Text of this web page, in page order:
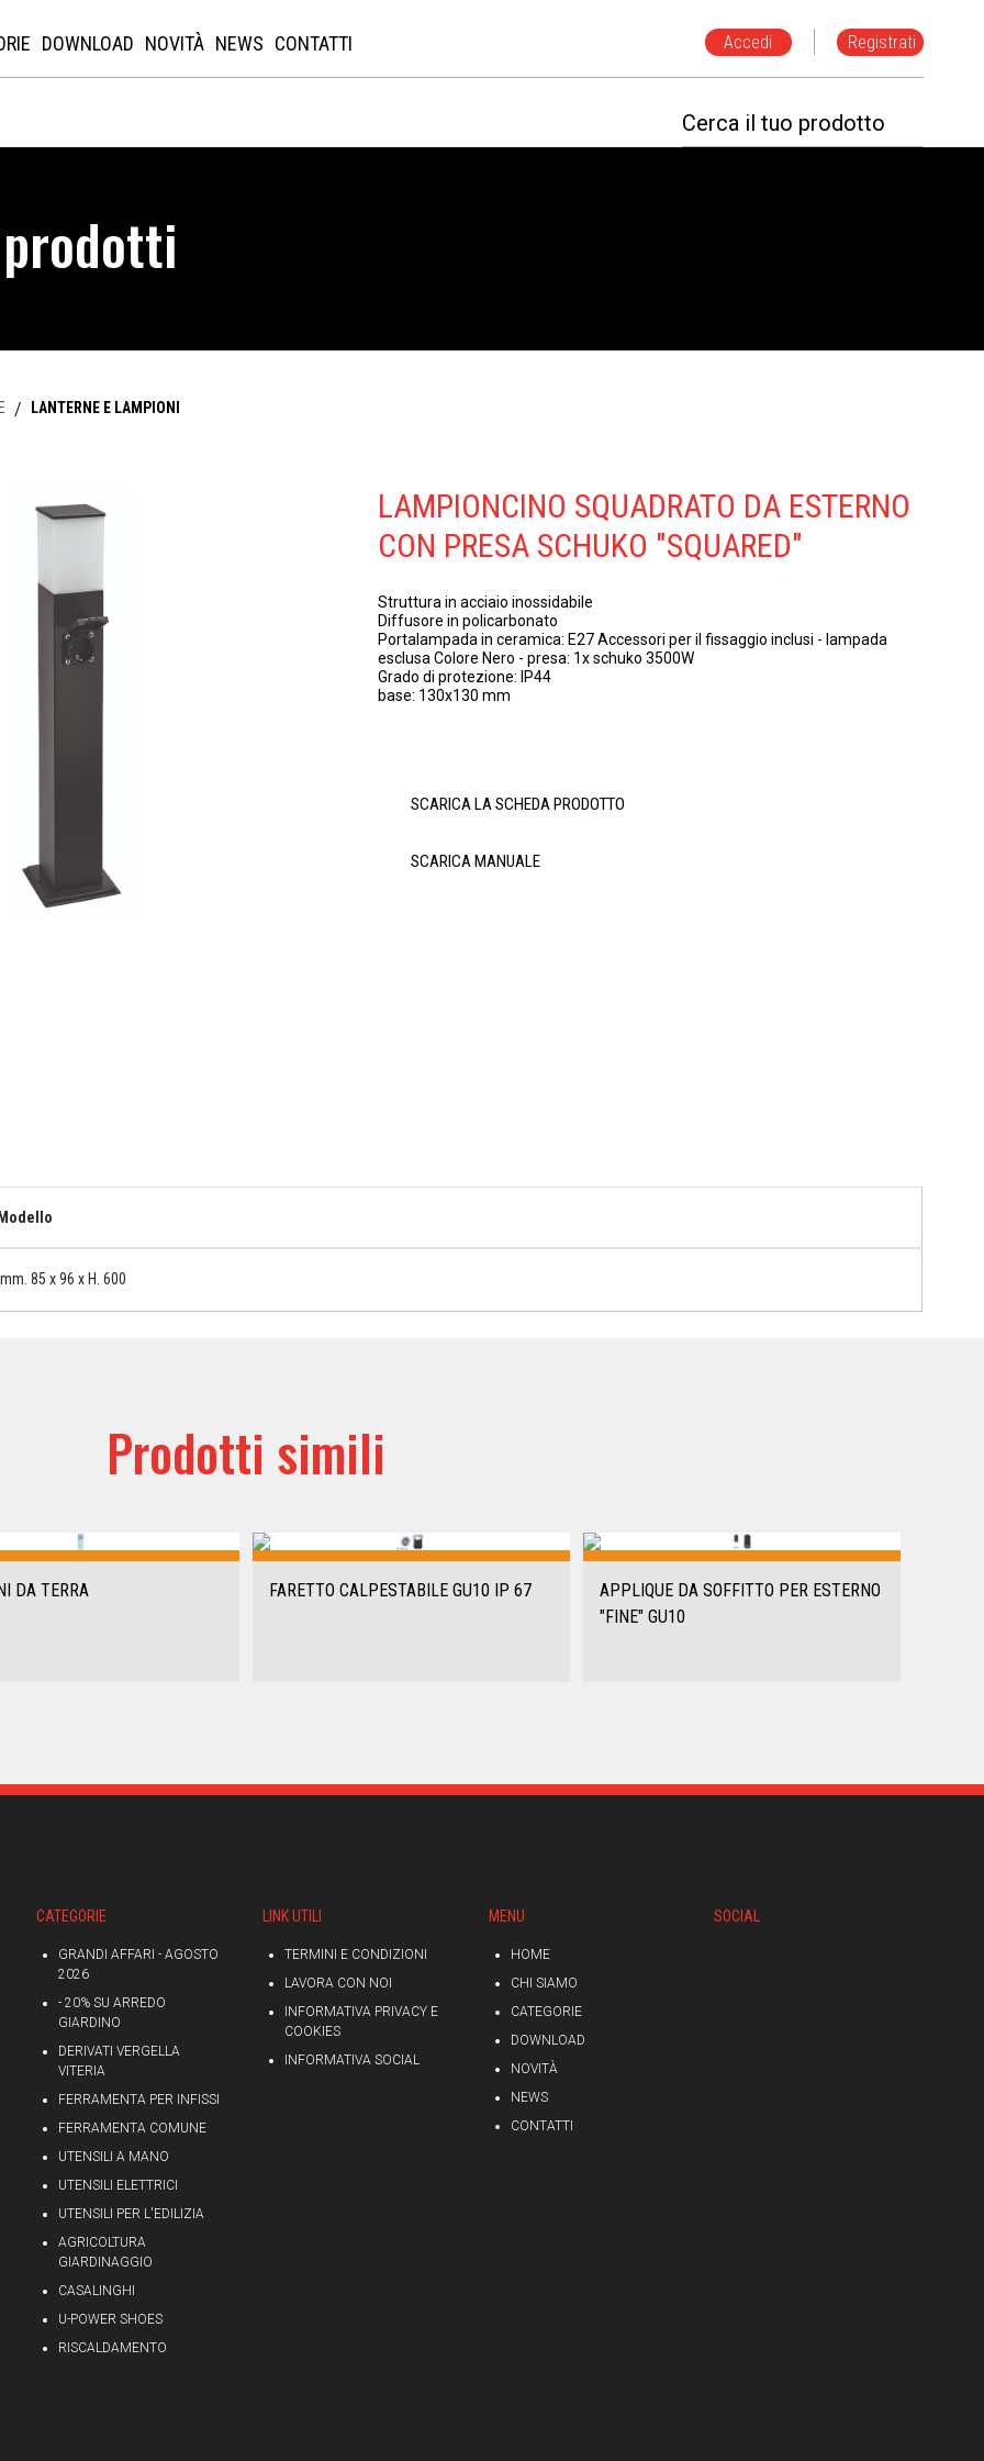
Registrati
Accedi
DOWNLOAD NOVITÀ NEWS CONTATTI
/ LANTERNE E LAMPIONI
LAMPIONCINO SQUADRATO DA ESTERNO
CON PRESA SCHUKO "SQUARED"
Struttura in acciaio inossidabile
Diffusore in policarbonato
Portalampada in ceramica: E27 Accessori per il fissaggio inclusi - lampada
esclusa Colore Nero - presa: 1x schuko 3500W
Grado di protezione: IP44
base: 130x130 mm
SCARICA LA SCHEDA PRODOTTO
SCARICA MANUALE
Modello
mm. 85 x 96 x H. 600
Prodotti simili
DA TERRA FARETTO CALPESTABILE GU10 IP 67
APPLIQUE DA SOFFITTO PER ESTERNO
"FINE" GU10
CATEGORIE
GRANDI AFFARI - AGOSTO
2026
- 20% SU ARREDO
GIARDINO
DERIVATI VERGELLA
VITERIA
FERRAMENTA PER INFISSI
FERRAMENTA COMUNE
UTENSILI A MANO
UTENSILI ELETTRICI
UTENSILI PER L'EDILIZIA
AGRICOLTURA
GIARDINAGGIO
CASALINGHI
U-POWER SHOES
RISCALDAMENTO
LINK UTILI
TERMINI E CONDIZIONI
LAVORA CON NOI
INFORMATIVA PRIVACY E
COOKIES
INFORMATIVA SOCIAL
MENU
HOME
CHI SIAMO
CATEGORIE
DOWNLOAD
NOVITÀ
NEWS
CONTATTI
SOCIAL